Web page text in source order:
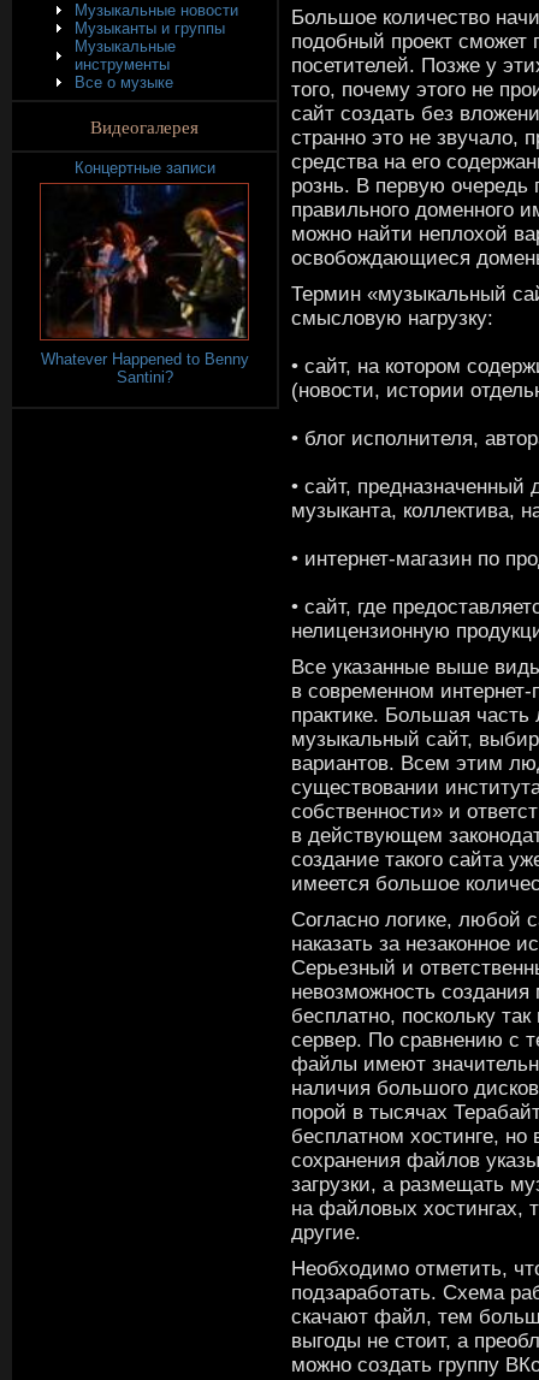
Музыкальные новости
Музыканты и группы
Музыкальные
инструменты
Все о музыке
Видеогалерея
Концертные записи
Whatever Happened to Benny
Santini?
Большое количество
подобный проект сможет
посетителей. Позже у
того, почему этого не
сайт создать без
странно это не звучало,
средства на его
рознь. В первую очередь
правильного доменного
можно найти неплохой
освобождающиеся
Термин «музыкальный
смысловую нагрузку:
• сайт, на котором
(новости, истории
• блог исполнителя,
• сайт, предназначенный
музыканта, коллектива,
• интернет-магазин по
• сайт, где
нелицензионную
Все указанные выше
в современном интернет-
практике. Большая
музыкальный сайт,
вариантов. Всем этим
существовании
собственности» и
в действующем
создание такого сайта
имеется большое
Согласно логике, любой
наказать за незаконное
Серьезный и
невозможность
бесплатно, поскольку
сервер. По сравнению с
файлы имеют
наличия большого
порой в тысячах
бесплатном хостинге,
сохранения файлов
загрузки, а размещать
на файловых хостингах,
другие.
Необходимо отметить,
подзаработать. Схема
скачают файл, тем
выгоды не стоит, а
можно создать группу